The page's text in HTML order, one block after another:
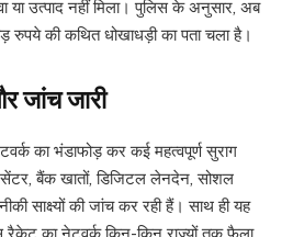
या उत्पाद नहीं मिला। पुलिस के अनुसार, अब
की कथित धोखाधड़ी का पता चला है।
जांच जारी
का भंडाफोड़ कर कई महत्वपूर्ण सुराग
बैंक खातों, डिजिटल लेनदेन, सोशल
साक्ष्यों की जांच कर रही हैं। साथ ही यह
रैकेट का नेटवर्क किन-किन राज्यों तक फैला